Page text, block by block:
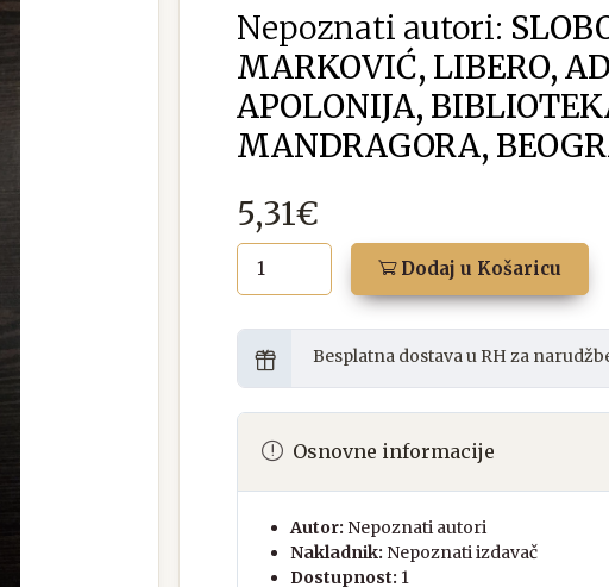
Nepoznati autori:
MARKOVIĆ, LIBERO,
APOLONIJA,
MANDRAGORA,
5,31€
Dodaj u Košaricu
Besplatna dostava u RH za
Osnovne informacije
Autor: Nepoznati autori
Nakladnik: Nepoznati izdavač
Dostupnost: 1